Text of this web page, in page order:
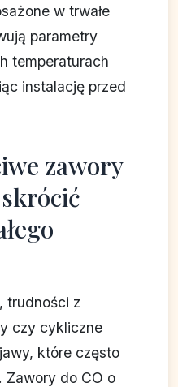
w trwałe
parametry
temperaturach
instalację przed
zawory
trudności z
czy cykliczne
które często
Zawory do CO o